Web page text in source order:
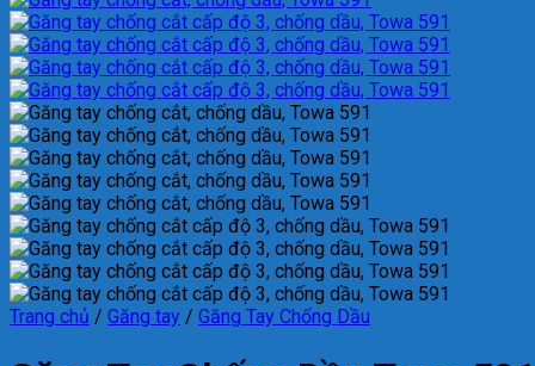
Trang chủ / Găng tay / Găng Tay Chống Dầu